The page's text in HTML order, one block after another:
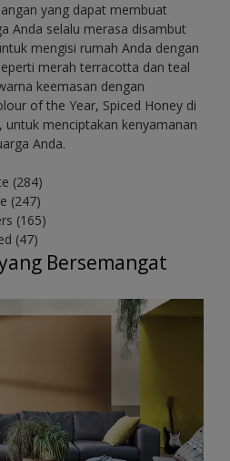
yang dapat membuat
Anda selalu merasa disambut
mengisi rumah Anda dengan
merah terracotta dan teal
keemasan dengan
of the Year, Spiced Honey di
menciptakan kenyamanan
Anda.
(284)
(247)
(165)
(47)
Bersemangat